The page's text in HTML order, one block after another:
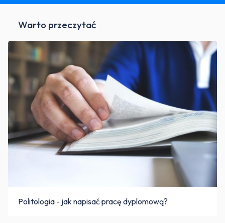
Warto przeczytać
Politologia - jak napisać pracę dyplomową?